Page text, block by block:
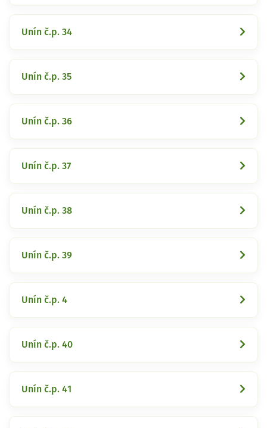
Unín č.p. 34
Unín č.p. 35
Unín č.p. 36
Unín č.p. 37
Unín č.p. 38
Unín č.p. 39
Unín č.p. 4
Unín č.p. 40
Unín č.p. 41